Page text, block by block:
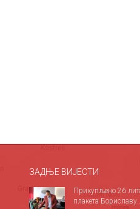
ЗАДЊЕ ВИЈЕСТИ
Прикупљено 26
плакета